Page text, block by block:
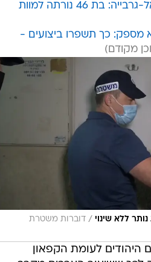
חשד לרצח בבאקה אל-גרבייה: בת 46 נורתה למוות
מספק: כך תשפרו ביצועים -
ללא שינוי / דוברות משטרת
היהודים לעומת הקפאון